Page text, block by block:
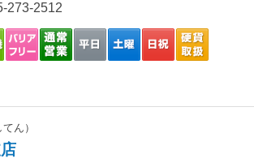
273-2512
ん）